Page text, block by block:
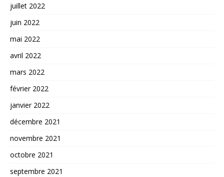
juillet 2022
juin 2022
mai 2022
avril 2022
mars 2022
février 2022
janvier 2022
décembre 2021
novembre 2021
octobre 2021
septembre 2021